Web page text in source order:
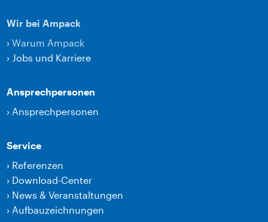
Wir bei Ampack
›Warum Ampack
›Jobs und Karriere
Ansprechpersonen
› Ansprechpersonen
Service
› Referenzen
› Download-Center
› News & Veranstaltungen
› Aufbauzeichnungen